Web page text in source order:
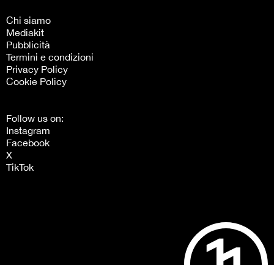
Chi siamo
Mediakit
Pubblicità
Termini e condizioni
Privacy Policy
Cookie Policy
Follow us on:
Instagram
Facebook
X
TikTok